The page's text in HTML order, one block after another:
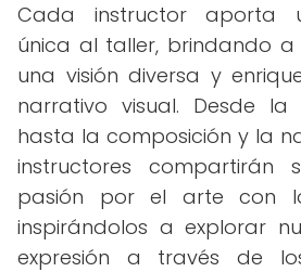
Cada instructor aporta
única al taller, brindando
una visión diversa y
narrativo visual. Desde
hasta la composición y la
instructores compartirán
pasión por el arte con
inspirándolos a explorar
expresión a través de